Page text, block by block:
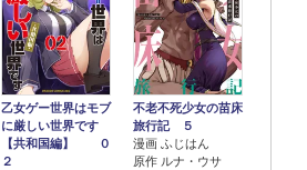
乙女ゲー世界はモブ
に厳しい世界です
【共和国編】 ０
２
不老不死少女の苗床
旅行記 ５
漫画 ふじはん
原作 ルナ・ウサ